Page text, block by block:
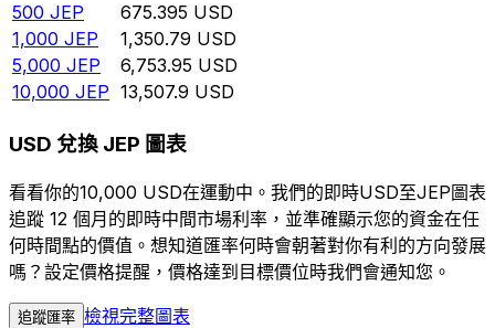
500 JEP 675.395 USD
1,000 JEP 1,350.79 USD
5,000 JEP 6,753.95 USD
10,000 JEP 13,507.9 USD
USD 兌換 JEP 圖表
看看你的10,000 USD在運動中。我們的即時USD至JEP圖表
追蹤 12 個月的即時中間市場利率，並準確顯示您的資金在任
何時間點的價值。想知道匯率何時會朝著對你有利的方向發展
嗎？設定價格提醒，價格達到目標價位時我們會通知您。
追蹤匯率 檢視完整圖表